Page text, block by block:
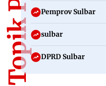
Pemprov Sulbar
sulbar
DPRD Sulbar